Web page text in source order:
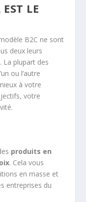
LE
B2C ne sont
deux leurs
La plupart des
ou l’autre
à votre
votre
produits en
. Cela vous
en masse et
entreprises du